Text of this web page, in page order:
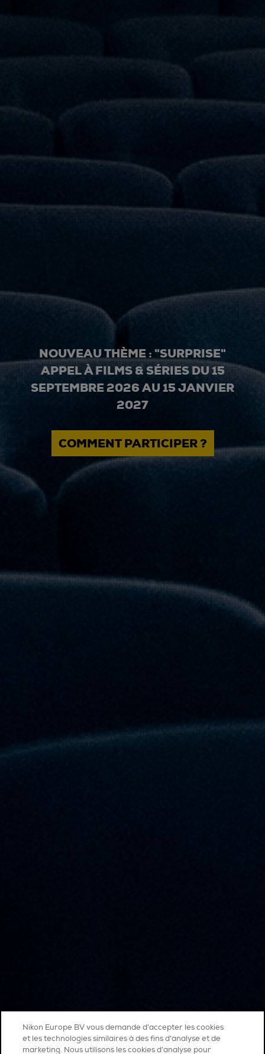
NOUVEAU THÈME : "SURPRISE"
APPEL À FILMS & SÉRIES DU 15
SEPTEMBRE 2026 AU 15 JANVIER
2027
COMMENT PARTICIPER ?
Nikon Europe BV vous demande d'accepter les cookies
et les technologies similaires à des fins d'analyse et de
marketing. Nous utilisons les cookies d’analyse pour